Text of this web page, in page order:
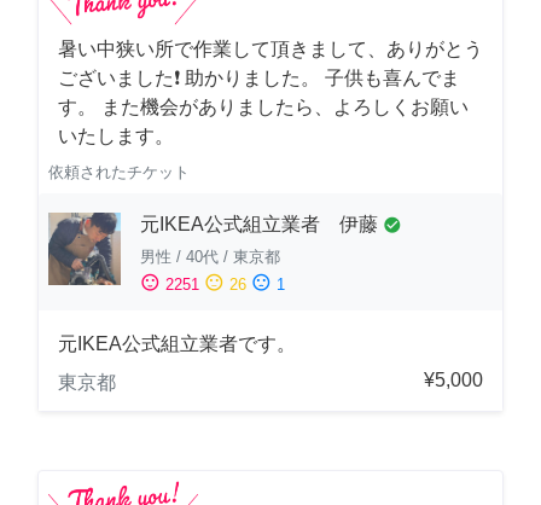
暑い中狭い所で作業して頂きまして、ありがとう
ございました❗️ 助かりました。 子供も喜んでま
す。 また機会がありましたら、よろしくお願い
いたします。
依頼されたチケット
元IKEA公式組立業者 伊藤 check_circle
男性 / 40代 / 東京都
sentiment_satisfied 2251 sentiment_neutral 26 sentiment_dissatisfied 1
元IKEA公式組立業者です。
東京都
¥5,000